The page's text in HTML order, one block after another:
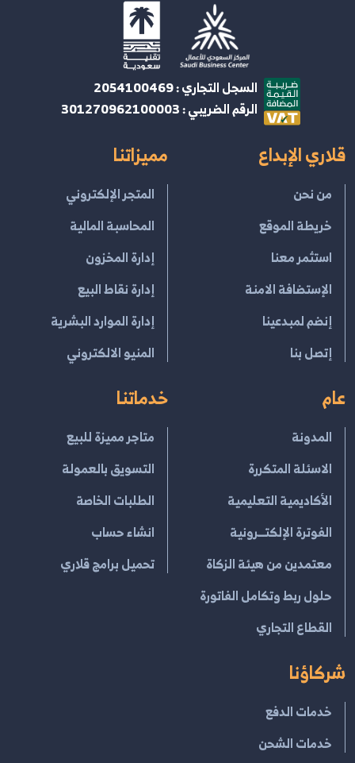
السجل التجاري : 2054100469
الرقم الضريبي : 301270962100003
قلاري الإبداع
من نحن
خريطة الموقع
استثمر معنا
الإستضافة الامنة
إنضم لمبدعينا
إتصل بنا
مميزاتنا
المتجر الإلكتروني
المحاسبة المالية
إدارة المخزون
إدارة نقاط البيع
إدارة الموارد البشرية
المنيو الالكتروني
عام
المدونة
الاسئلة المتكررة
الأكاديمية التعليمية
الفوترة الإلكتــرونية
معتمدين من هيئة الزكاة
حلول ربط وتكامل الفاتورة
القطاع التجاري
خدماتنا
متاجر مميزة للبيع
التسويق بالعمولة
الطلبات الخاصة
انشاء حساب
تحميل برامج قلاري
شركاؤنا
خدمات الدفع
خدمات الشحن